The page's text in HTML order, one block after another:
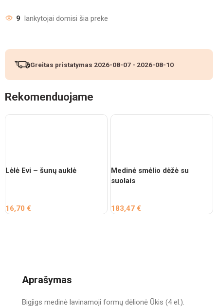
9 lankytojai domisi šia preke
Greitas pristatymas 2026-08-07 - 2026-08-10
Rekomenduojame
Lėlė Evi – šunų auklė
16,70€
Medinė smėlio dėžė su
suolais
183,47 €
Aprašymas
Bigjigs medinė lavinamoji formų dėlionė Ūkis (4 el.).